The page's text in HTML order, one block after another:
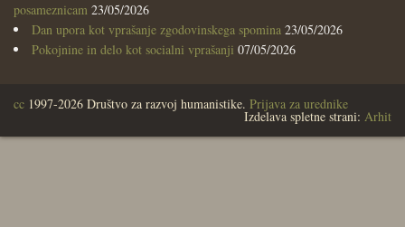
posameznicam 23/05/2026
Dan upora kot vprašanje zgodovinskega spomina 23/05/2026
Pokojnine in delo kot socialni vprašanji 07/05/2026
cc 1997-2026 Društvo za razvoj humanistike. Prijava za urednike
Izdelava spletne strani: Arhit